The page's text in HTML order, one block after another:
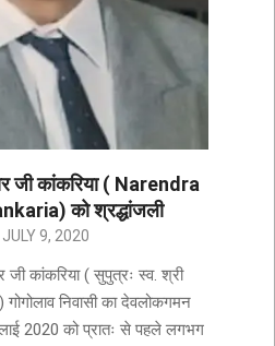
जी कांकरिया ( Narendra
को श्रद्धांजली
JULY 9, 2020
कांकरिया ( सुपुत्रः स्व. श्री
गोगोलाव निवासी का देवलोकगमन
2020 को प्रातः से पहले लगभग